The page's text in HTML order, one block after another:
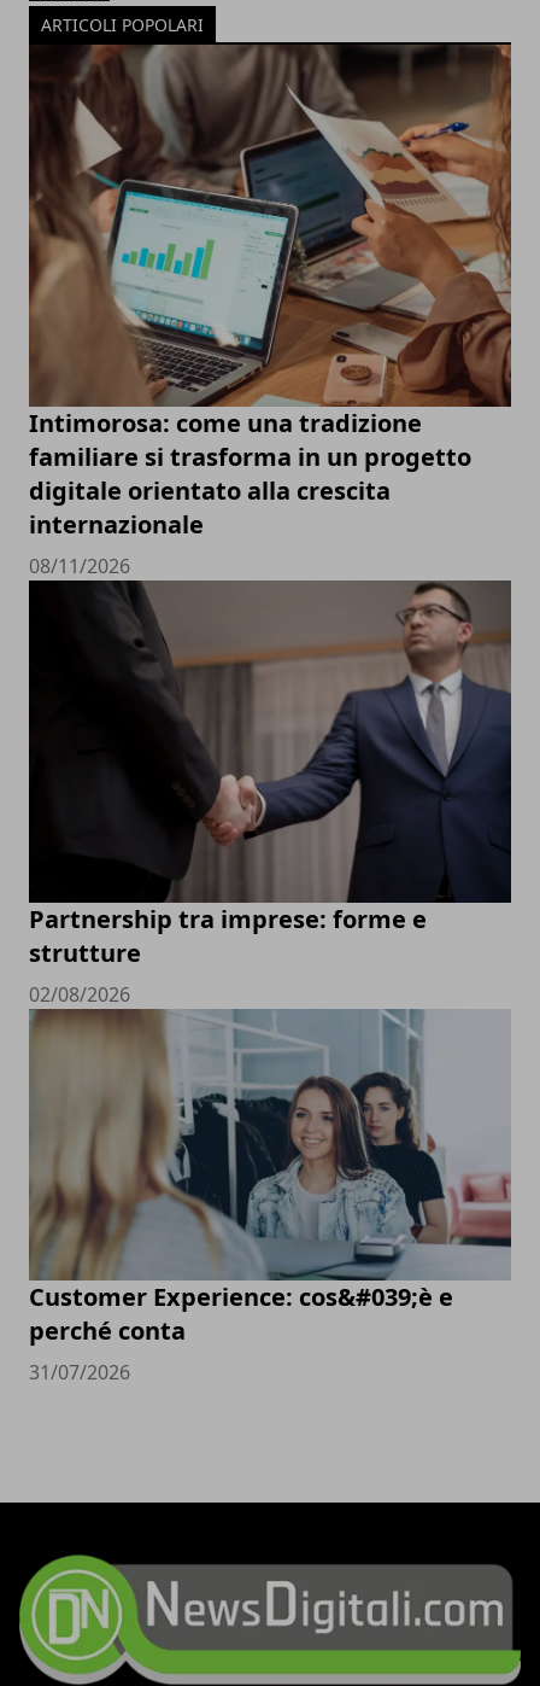
ARTICOLI POPOLARI
Intimorosa: come una tradizione
familiare si trasforma in un progetto
digitale orientato alla crescita
internazionale
08/11/2026
Partnership tra imprese: forme e
strutture
02/08/2026
Customer Experience: cos&#039;è e
perché conta
31/07/2026